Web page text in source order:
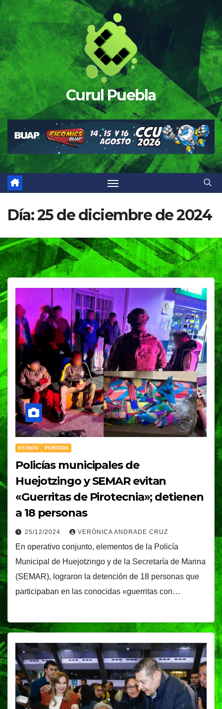
Saltar
al
contenido
Curul Puebla
Día:25 de diciembre de 2024
ESTADO PORTADA
Policías municipales de
Huejotzingo y SEMAR evitan
«Guerritas de Pirotecnia»; detienen
a 18 personas
25/12/2024 VERÓNICA ANDRADE CRUZ
En operativo conjunto, elementos de la Policía
Municipal de Huejotzingo y de la Secretaría de Marina
(SEMAR), lograron la detención de 18 personas que
participaban en las conocidas «guerritas con…